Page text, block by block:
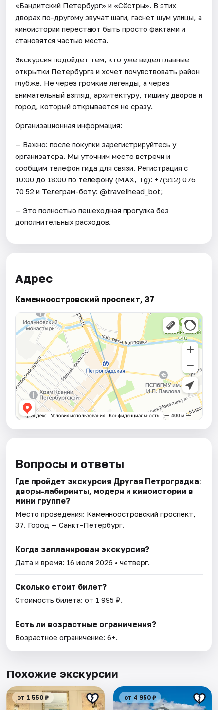
«Бандитский Петербург» и «Сёстры». В этих
дворах по-другому звучат шаги, гаснет шум улицы, а
киноистории перестают быть просто фактами и
становятся частью места.
Экскурсия подойдёт тем, кто уже видел главные
открытки Петербурга и хочет почувствовать район
глубже. Не через громкие легенды, а через
внимательный взгляд, архитектуру, тишину дворов и
город, который открывается не сразу.
Организационная информация:
— Важно: после покупки зарегистрируйтесь у
организатора. Мы уточним место встречи и
сообщим телефон гида для связи. Регистрация с
10:00 до 18:00 по телефону (МАХ, Tg): +7(912) 076
70 52 и Телеграм-боту: @travelhead_bot;
— Это полностью пешеходная прогулка без
дополнительных расходов.
Адрес
Каменноостровский проспект, 37
Вопросы и ответы
Где пройдет экскурсия Другая Петроградка:
дворы-лабиринты, модерн и киноистории в
мини группе?
Место проведения: Каменноостровский проспект,
37. Город — Санкт-Петербург.
Когда запланирован экскурсия?
Дата и время: 16 июля 2026 • четверг.
Сколько стоит билет?
Стоимость билета: от 1 995 ₽.
Есть ли возрастные ограничения?
Возрастное ограничение: 6+.
Похожие экскурсии
от 1 550 ₽ от 4 950 ₽